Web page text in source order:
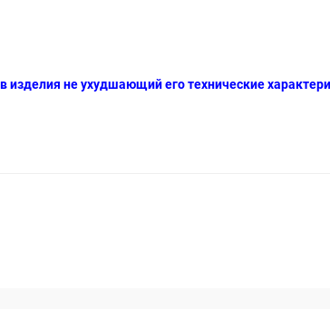
изделия не ухудшающий его технические